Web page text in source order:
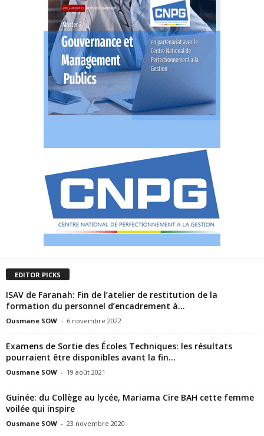
EDITOR PICKS
ISAV de Faranah: Fin de l’atelier de restitution de la
formation du personnel d’encadrement à...
Ousmane SOW - 6 novembre 2022
Examens de Sortie des Écoles Techniques: les résultats
pourraient être disponibles avant la fin...
Ousmane SOW - 19 août 2021
Guinée: du Collège au lycée, Mariama Cire BAH cette femme
voilée qui inspire
Ousmane SOW - 23 novembre 2020